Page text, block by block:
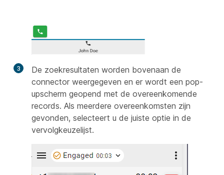
3
De zoekresultaten worden bovenaan de
connector weergegeven en er wordt een pop-
upscherm geopend met de overeenkomende
records. Als meerdere overeenkomsten zijn
gevonden, selecteert u de juiste optie in de
vervolgkeuzelijst.